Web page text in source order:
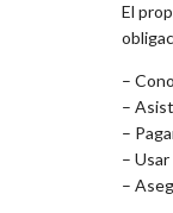
El
–
–
–
–
–